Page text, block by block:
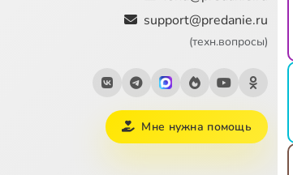
support@predanie.ru
(техн.вопросы)
Мне нужна помощь